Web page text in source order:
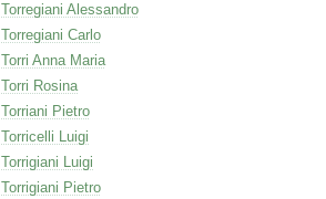
Torregiani Alessandro
Torregiani Carlo
Torri Anna Maria
Torri Rosina
Torriani Pietro
Torricelli Luigi
Torrigiani Luigi
Torrigiani Pietro